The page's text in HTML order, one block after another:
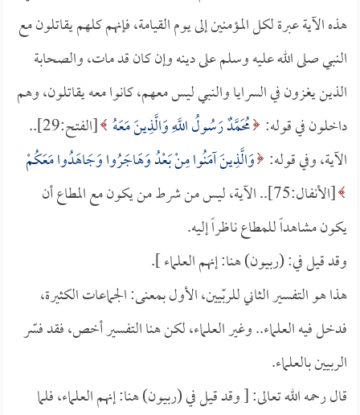
هذه الآية عبرة لكل المؤمنين إلى يوم القيامة، فإنهم كلهم يقاتلون مع
النبي صلى الله عليه وسلم على دينه وإن كان قد مات، والصحابة
الذين يغزون في السرايا والنبي ليس معهم، كانوا معه يقاتلون، وهم
داخلون في قوله: مُحَمَّدٌ رَسُولُ اللَّهِ وَالَّذِينَ مَعَهُ
[الفتح:29]..
الآية، وفي قوله: وَالَّذِينَ آمَنُوا مِنْ بَعْدُ وَهَاجَرُوا وَجَاهَدُوا مَعَكُمْ
[الأنفال:75].. الآية، ليس من شرط من يكون مع المطاع أن
يكون مشاهداً للمطاع ناظراً إليه.
وقد قيل في: (ربيون) هنا: إنهم العلماء ].
هذا هو التفسير الثاني للربّيين، الأول بمعنى: الجماعات الكثيرة،
فدخل فيه العلماء.. وغير العلماء، لكن هنا التفسير أخص، فقد فسّر
الربيين بالعلماء.
قال رحمه الله تعالى: [ وقد قيل في (ربيون) هنا: إنهم العلماء، فلما